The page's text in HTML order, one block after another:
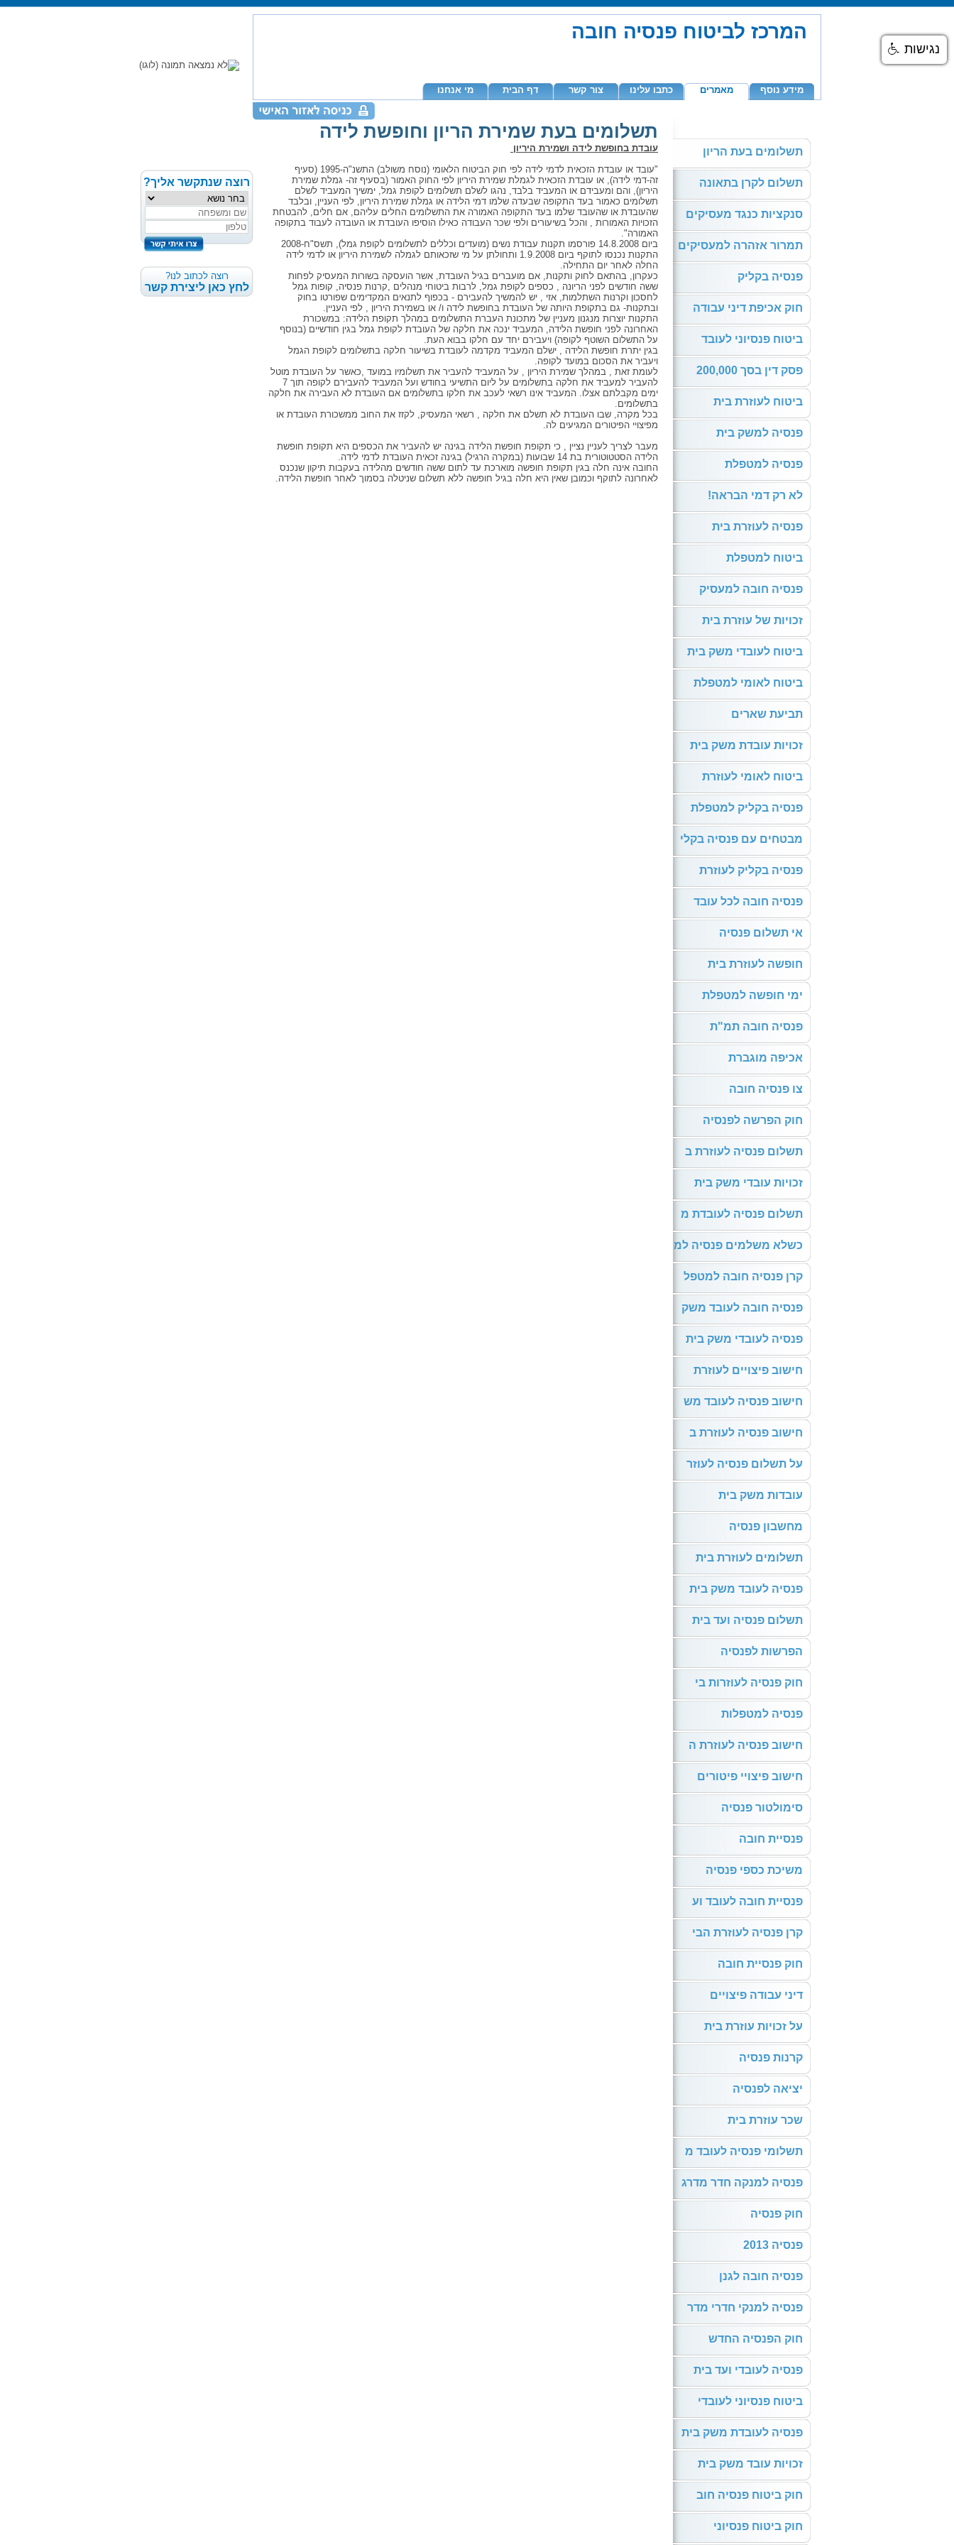
המרכז לביטוח פנסיה חובה
מידע נוסף מאמרים כתבו עלינו צור קשר דף הבית מי אנחנו
תשלומים בעת הריון
תשלום לקרן בתאונה
סנקציות כנגד מעסיקים
תמרור אזהרה למעסיקים
פנסיה בקליק
חוק אכיפת דיני עבודה
ביטוח פנסיוני לעובד
פסק דין בסך 200,000
ביטוח לעוזרת בית
פנסיה למשק בית
פנסיה למטפלת
לא רק דמי הבראה!
פנסיה לעוזרת בית
ביטוח למטפלת
פנסיה חובה למעסיק
זכויות של עוזרת בית
ביטוח לעובדי משק בית
ביטוח לאומי למטפלת
תביעת שארים
זכויות עובדת משק בית
ביטוח לאומי לעוזרת
פנסיה בקליק למטפלת
מבטחים עם פנסיה בקלי
פנסיה בקליק לעוזרת
פנסיה חובה לכל עובד
אי תשלום פנסיה
חופשה לעוזרת בית
ימי חופשה למטפלת
פנסיה חובה תמ"ת
אכיפה מוגברת
צו פנסיה חובה
חוק הפרשה לפנסיה
תשלום פנסיה לעוזרת ב
זכויות עובדי משק בית
תשלום פנסיה לעובדת מ
כשלא משלמים פנסיה למ
קרן פנסיה חובה למטפל
פנסיה חובה לעובד משק
פנסיה לעובדי משק בית
חישוב פיצויים לעוזרת
חישוב פנסיה לעובד מש
חישוב פנסיה לעוזרת ב
על תשלום פנסיה לעוזר
עובדות משק בית
מחשבון פנסיה
תשלומים לעוזרת בית
פנסיה לעובד משק בית
תשלום פנסיה ועד בית
הפרשות לפנסיה
חוק פנסיה לעוזרות בי
פנסיה למטפלות
חישוב פנסיה לעוזרת ה
חישוב פיצויי פיטורים
סימולטור פנסיה
פנסיית חובה
משיכת כספי פנסיה
פנסיית חובה לעובד וע
קרן פנסיה לעוזרת הבי
חוק פנסיית חובה
דיני עבודה פיצויים
על זכויות עוזרת בית
קרנות פנסיה
יציאה לפנסיה
שכר עוזרת בית
תשלומי פנסיה לעובד מ
פנסיה למנקה חדר מדרג
חוק פנסיה
פנסיה 2013
פנסיה חובה לגנן
פנסיה למנקי חדרי מדר
חוק הפנסיה החדש
פנסיה לעובדי ועד בית
ביטוח פנסיוני לעובדי
פנסיה לעובדת משק בית
זכויות עובד משק בית
חוק ביטוח פנסיה חוב
חוק ביטוח פנסיוני
תשלומים בעת שמירת הריון וחופשת לידה
עובדת בחופשת לידה ושמירת היריון
"עובד או עובדת הזכאית לדמי לידה לפי חוק הביטוח הלאומי (נוסח משולב) התשנ"ה-1995 (סעיף
זה-דמי לידה), או עובדת הזכאית לגמלת שמירת היריון לפי החוק האמור (בסעיף זה- גמלת שמירת
היריון), והם ומעבידם או המעביד בלבד, נהגו לשלם תשלומים לקופת גמל, ימשיך המעביד לשלם
תשלומים כאמור בעד התקופה שבעדה שלמו דמי הלידה או גמלת שמירת היריון, לפי העניין, ובלבד
שהעובדת או שהעובד שלמו בעד התקופה האמורה את התשלומים החלים עליהם, אם חלים, להבטחת
הזכויות האמורות , והכל בשיעורים ולפי שכר העבודה כאילו הוסיפו העובדת או העובדה לעבוד בתקופה
האמורה".
ביום 14.8.2008 פורסמו תקנות עבודת נשים (מועדים וכללים לתשלומים לקופת גמל), תשס"ח-2008
התקנות נכנסו לתוקף ביום 1.9.2008 ותחולתן על מי שזכאותם לגמלה לשמירת היריון או לדמי לידה
החלה לאחר יום התחילה.
כעקרון, בהתאם לחוק ותקנות, אם מועברים בגיל העובדת, אשר הועסקה בשורות המעסיק לפחות
ששה חודשים לפני הריונה , כספים לקופת גמל, לרבות ביטוחי מנהלים ,קרנות פנסיה, קופות גמל
לחסכון וקרנות השתלמות, אזי , יש להמשיך להעבירם - בכפוף לתנאים המקדימים שפורטו בחוק
ובתקנות- גם בתקופת היותה של העובדת בחופשת לידה ו/ או בשמירת היריון , לפי העניין.
התקנות יוצרות מנגנון מעניין של מתכונת העברת התשלומים במהלך תקופת הלידה: במשכורת
האחרונה לפני חופשת הלידה, המעביד ינכה את חלקה של העובדת לקופת גמל בגין חודשיים (בנוסף
על התשלום השוטף לקופה) ויעבירם יחד עם חלקו בבוא העת.
בגין יתרת חופשת הלידה , ישלם המעביד מקדמה לעובדת בשיעור חלקה בתשלומים לקופת הגמל
ויעביר את הסכום במועד לקופה.
לעומת זאת , במהלך שמירת היריון , על המעביד להעביר את תשלומיו במועד ,כאשר על העובדת מוטל
להעביר למעביד את חלקה בתשלומים על ליום התשיעי בחודש ועל המעביד להעבירם לקופה תוך 7
ימים מקבלתם אצלו. המעביד אינו רשאי לעכב את חלקו בתשלומים אם העובדת לא העבירה את חלקה
בתשלומים.
בכל מקרה, שבו העובדת לא תשלם את חלקה , רשאי המעסיק, לקזז את החוב ממשכורת העובדת או
מפיצויי הפיטורים המגיעים לה.
מעבר לצריך לעניין נציין , כי תקופת חופשת הלידה בגינה יש להעביר את הכספים היא תקופת חופשת
הלידה הסטטוטורית בת 14 שבועות (במקרה הרגיל) בגינה זכאית העובדת לדמי לידה.
החובה אינה חלה בגין תקופת חופשה מוארכת עד לתום ששה חודשים מהלידה בעקבות תיקון שנכנס
לאחרונה לתוקף וכמובן שאין היא חלה בגיל חופשה ללא תשלום שניטלה בסמוך לאחר חופשת הלידה.
רוצה שנתקשר אליך?
רוצה לכתוב לנו?
לחץ כאן ליצירת קשר
נגישות